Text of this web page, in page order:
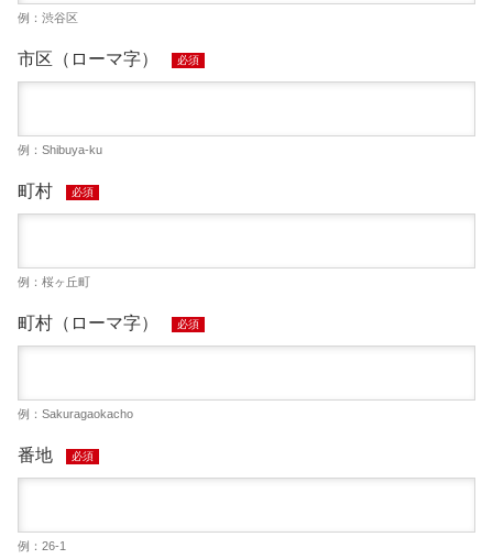
例：渋谷区
市区（ローマ字） 必須
例：Shibuya-ku
町村 必須
例：桜ヶ丘町
町村（ローマ字） 必須
例：Sakuragaokacho
番地 必須
例：26-1